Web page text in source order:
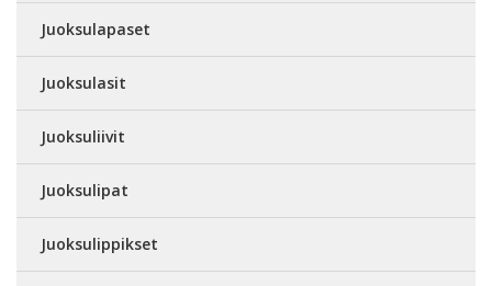
Juoksulapaset
Juoksulasit
Juoksuliivit
Juoksulipat
Juoksulippikset